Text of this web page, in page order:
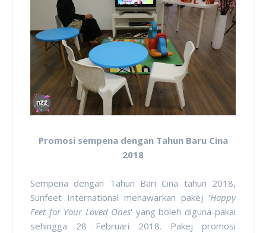
Promosi sempena dengan Tahun Baru Cina
2018
Sempena dengan Tahun Bari Cina tahun 2018,
Sunfeet International menawarkan pakej 'Happy
Feet for Your Loved Ones' yang boleh diguna-pakai
sehingga 28 Februari 2018. Pakej promosi